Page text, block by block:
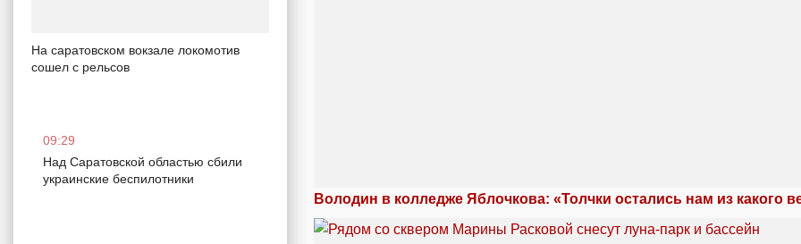
На саратовском вокзале локомотив
сошел с рельсов
09:29
Над Саратовской областью сбили
украинские беспилотники
Володин в колледже Яблочкова: «Толчки остались нам из какого